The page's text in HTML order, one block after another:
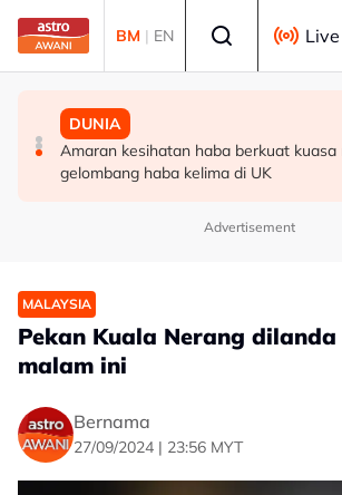
Skip to main content
BM | EN Live
MALAYSIA
Enam individu direman seminggu bantu
culik di Alor Setar
POLITIK
PH Pulau Pinang kekalkan exco BN
negeri
DUNIA
Amaran kesihatan haba berkuat kuasa
gelombang haba kelima di UK
Advertisement
MALAYSIA
Pekan Kuala Nerang
malam ini
Bernama
27/09/2024 | 23:56 MYT